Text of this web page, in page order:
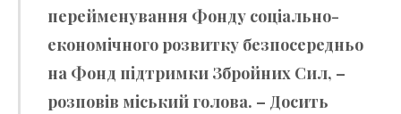
перейменування Фонду соціально-
економічного розвитку безпосередньо
на Фонд підтримки Збройних Сил, –
розповів міський голова. – Досить